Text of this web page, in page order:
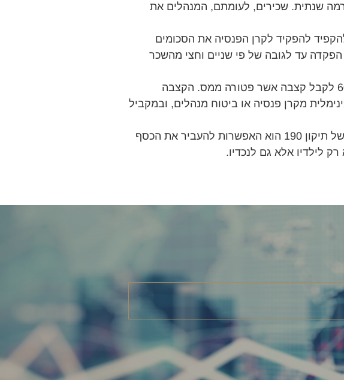
שנתית. שכירים, לעומתם, המנהלים את
להפקיד לקרן הפנסיה את הסכומים
עד לגובה של פי שניים וחצי מהשכר
, ניתן להפקיד כספים לכל קופת גמל ובגיל 60 לקבל קצבה אשר פטורה ממס. הקצבה
מקרן פנסיה או ביטוח מנהלים, ובמקביל
צעד זה יהיה כרוך רק בתשלום מס רווחי הון בשיעור של 10% הנגזר מהרווח הנומינלי. יתרון חשוב נוסף של תיקון 190 הוא האפשרות להעביר את הכסף